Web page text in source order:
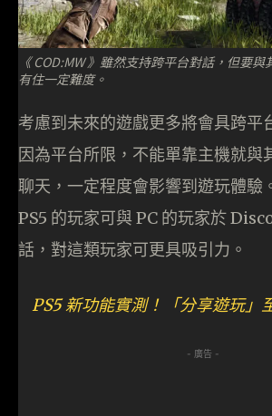
《 COD:MW 》雖然支持跨平台對話，但要
有住一定難度。
考慮到未來的遊戲更多將會具跨平
因為平台所限，不能單靠主機就與
聊天，一定程度會影響到遊玩體驗
PS5 的玩家可與 PC 的玩家於
話，對這類玩家可更具吸引力。
PS5 新功能實測！「分享遊玩」
- 廣告 -